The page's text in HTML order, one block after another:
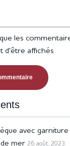
les
d'être affichés
avec
mer 26 août, 2023